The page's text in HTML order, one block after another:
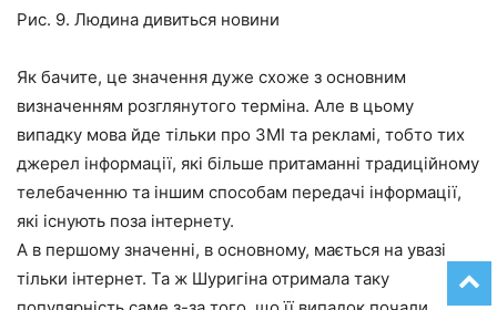
Рис. 9. Людина дивиться новини
Як бачите, це значення дуже схоже з основним
визначенням розглянутого терміна. Але в цьому
випадку мова йде тільки про ЗМІ та рекламі, тобто тих
джерел інформації, які більше притаманні традиційному
телебаченню та іншим способам передачі інформації,
які існують поза інтернету.
А в першому значенні, в основному, мається на увазі
тільки інтернет. Та ж Шуригіна отримала таку